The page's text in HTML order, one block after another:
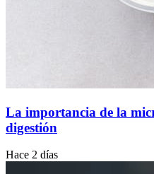
La importancia de la
digestión
Hace 2 días